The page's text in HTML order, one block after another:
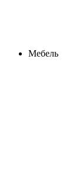
Мебель